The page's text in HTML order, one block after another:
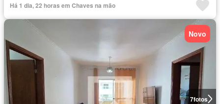
Há 1 dia, 22 horas em Chaves na mão
7fotos
Novo